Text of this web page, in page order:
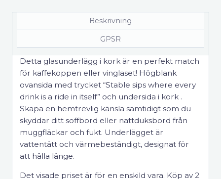
Beskrivning
GPSR
Detta glasunderlägg i kork är en perfekt match
för kaffekoppen eller vinglaset! Högblank
ovansida med trycket “Stable sips where every
drink is a ride in itself” och undersida i kork .
Skapa en hemtrevlig känsla samtidigt som du
skyddar ditt soffbord eller nattduksbord från
muggfläckar och fukt. Underlägget är
vattentätt och värmebeständigt, designat för
att hålla länge.
Det visade priset är för en enskild vara. Köp av 2